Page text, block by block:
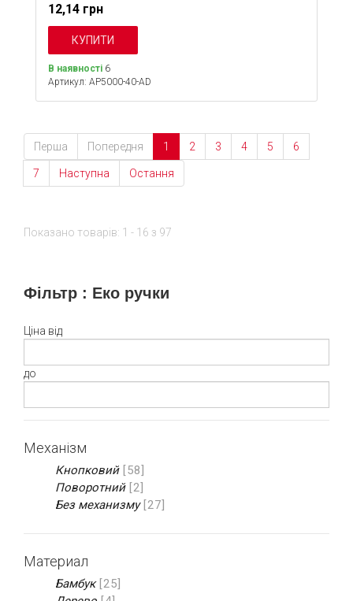
12,14 грн
В наявності 6
Артикул: AP5000-40-AD
Перша Попередня 1 2 3 4 5 6
7 Наступна Остання
Показано товарів: 1 - 16 з 97
Фільтр : Еко ручки
Ціна від
до
Механізм
Кнопковий[58]
Поворотний[2]
Без механизму[27]
Материал
Бамбук[25]